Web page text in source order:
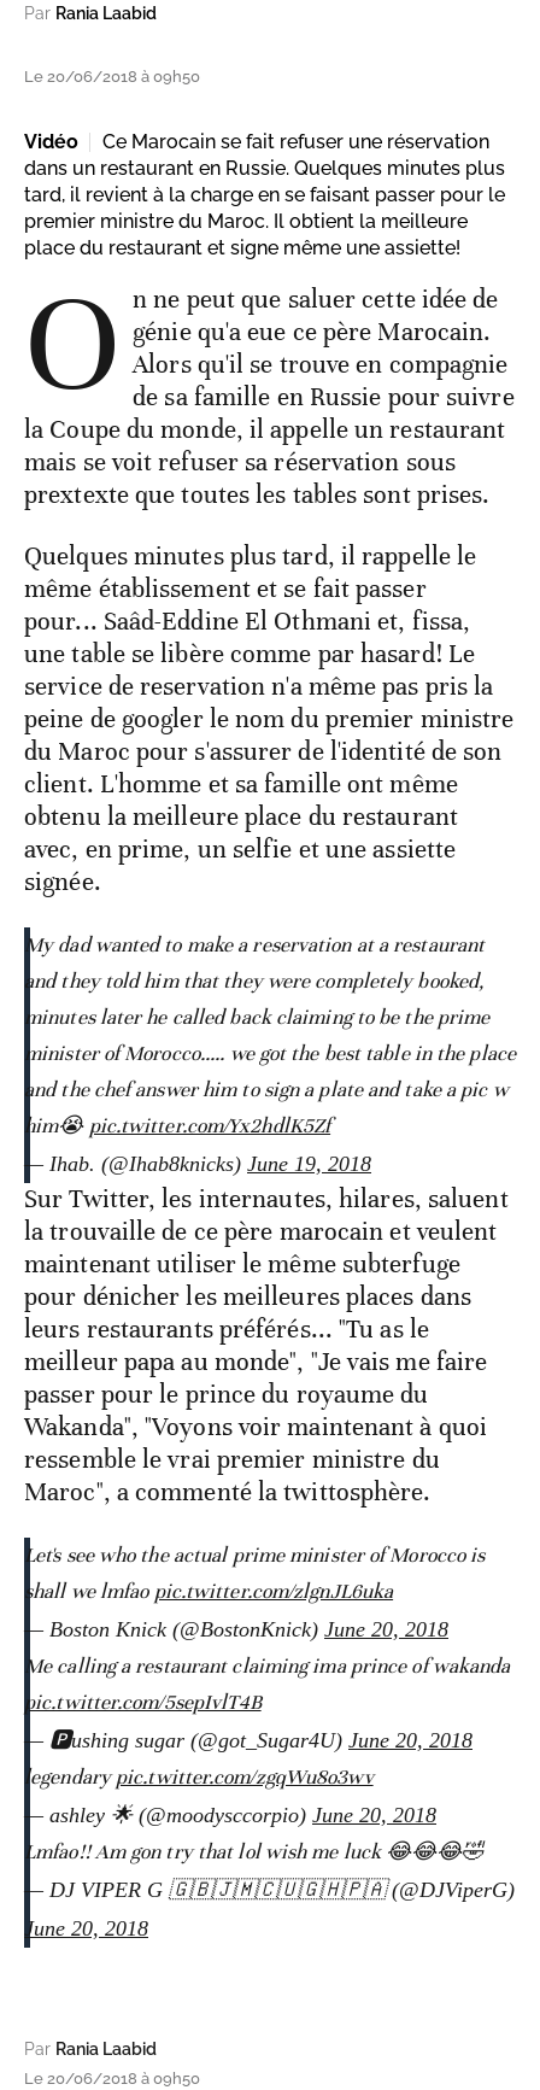
Par Rania Laabid
Le 20/06/2018 à 09h50
Vidéo
Ce Marocain se fait refuser une réservation
dans un restaurant en Russie. Quelques minutes plus
tard, il revient à la charge en se faisant passer pour le
premier ministre du Maroc. Il obtient la meilleure
place du restaurant et signe même une assiette!
O n ne peut que saluer cette idée de
génie qu'a eue ce père Marocain.
Alors qu'il se trouve en compagnie
de sa famille en Russie pour suivre
la Coupe du monde, il appelle un restaurant
mais se voit refuser sa réservation sous
prextexte que toutes les tables sont prises.
Quelques minutes plus tard, il rappelle le
même établissement et se fait passer
pour... Saâd-Eddine El Othmani et, fissa,
une table se libère comme par hasard! Le
service de reservation n'a même pas pris la
peine de googler le nom du premier ministre
du Maroc pour s'assurer de l'identité de son
client. L'homme et sa famille ont même
obtenu la meilleure place du restaurant
avec, en prime, un selfie et une assiette
signée.
My dad wanted to make a reservation at a restaurant
and they told him that they were completely booked,
minutes later he called back claiming to be the prime
minister of Morocco..... we got the best table in the place
and the chef answer him to sign a plate and take a pic w
him😭 pic.twitter.com/Yx2hdlK5Zf
— Ihab. (@Ihab8knicks) June 19, 2018
Sur Twitter, les internautes, hilares, saluent
la trouvaille de ce père marocain et veulent
maintenant utiliser le même subterfuge
pour dénicher les meilleures places dans
leurs restaurants préférés... "Tu as le
meilleur papa au monde", "Je vais me faire
passer pour le prince du royaume du
Wakanda", "Voyons voir maintenant à quoi
ressemble le vrai premier ministre du
Maroc", a commenté la twittosphère.
Let's see who the actual prime minister of Morocco is
shall we lmfao pic.twitter.com/zlgnJL6uka
— Boston Knick (@BostonKnick) June 20, 2018
Me calling a restaurant claiming ima prince of wakanda
pic.twitter.com/5sepIvlT4B
— 🅿️ushing sugar (@got_Sugar4U) June 20, 2018
legendarypic.twitter.com/zgqWu8o3wv
— ashley 🌟 (@moodysccorpio) June 20, 2018
Lmfao!! Am gon try that lol wish me luck 😂😂😂🤣
— DJ VIPER G 🇬🇧🇯🇲🇨🇺🇬🇭🇵🇦 (@DJViperG)
June 20, 2018
Par Rania Laabid
Le 20/06/2018 à 09h50